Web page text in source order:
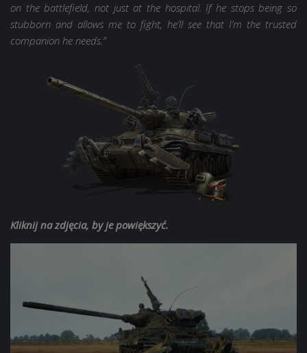
on the battlefield, not just at the hospital. If he stops being so
stubborn and allows me to fight, he’ll see that I’m the trusted
companion he needs.”
Kliknij na zdjęcia, by je powiększyć.